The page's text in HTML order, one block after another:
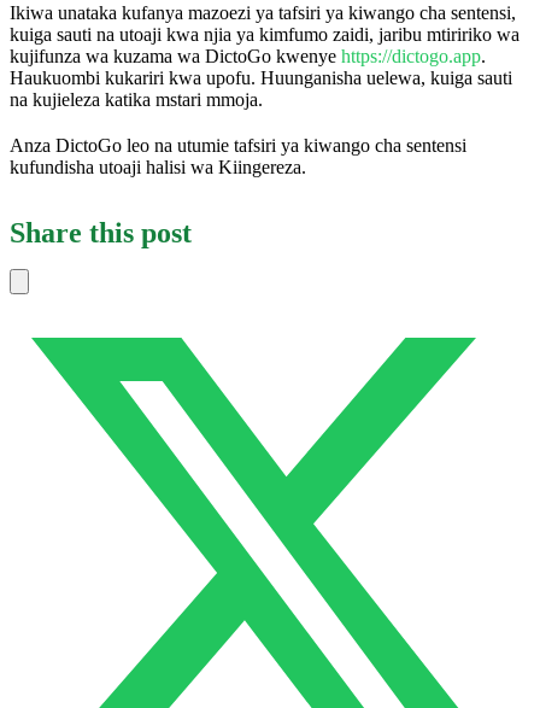
Ikiwa unataka kufanya mazoezi ya tafsiri ya kiwango cha sentensi,
kuiga sauti na utoaji kwa njia ya kimfumo zaidi, jaribu mtiririko wa
kujifunza wa kuzama wa DictoGo kwenye https://dictogo.app.
Haukuombi kukariri kwa upofu. Huunganisha uelewa, kuiga sauti
na kujieleza katika mstari mmoja.
Anza DictoGo leo na utumie tafsiri ya kiwango cha sentensi
kufundisha utoaji halisi wa Kiingereza.
Share this post